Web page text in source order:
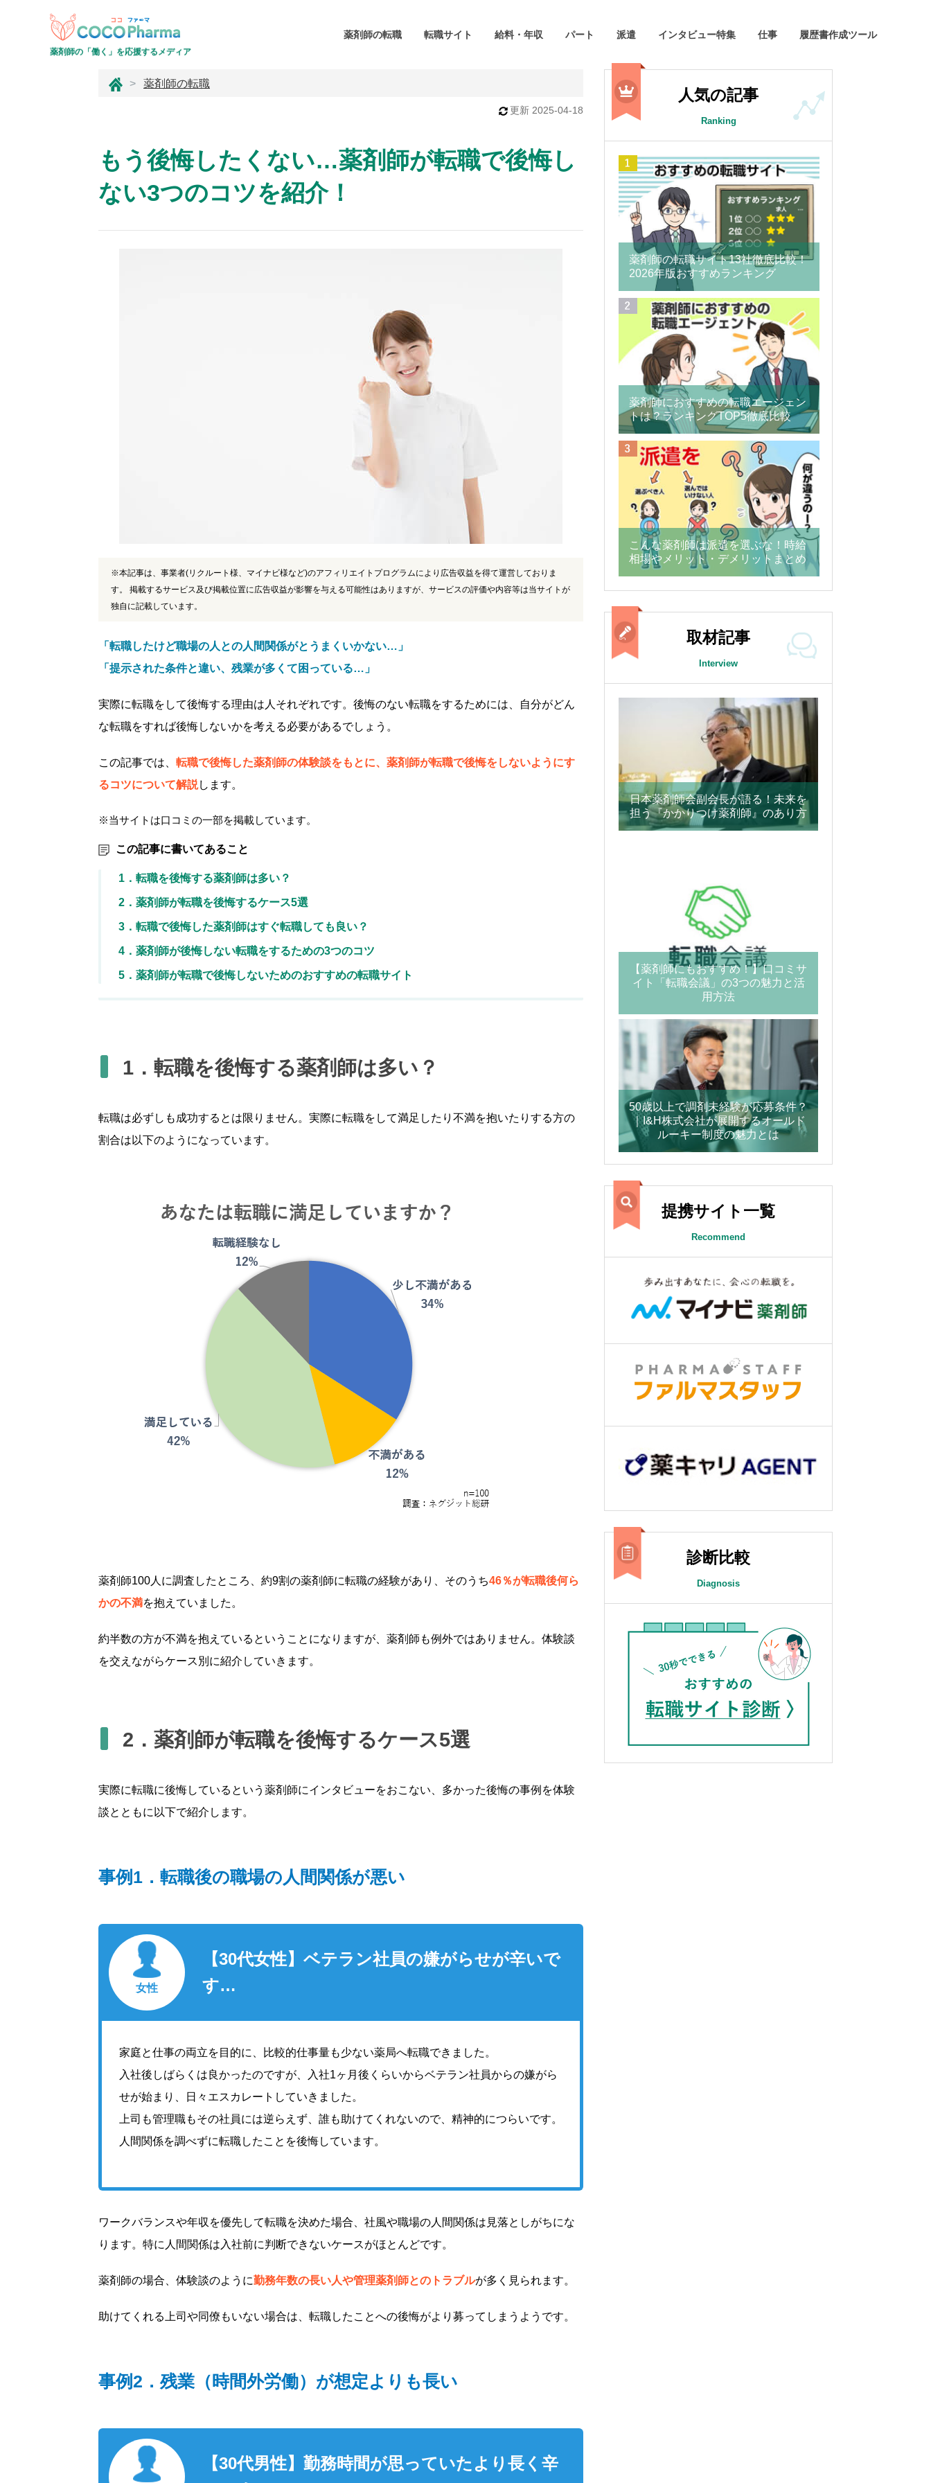
薬剤師の「働く」を応援するメディア
薬剤師の転職 転職サイト 給料・年収 パート 派遣 インタビュー特集 仕事 履歴書作成ツール
コ
ー
マ
薬剤師の転職
更新 2025-04-18
もう後悔したくない…薬剤師が転職で後悔し
ない3つのコツを紹介！
※本記事は、事業者(リクルート様、マイナビ様など)のアフィリエイトプログラムにより広告収益を得て運営しておりま
す。 掲載するサービス及び掲載位置に広告収益が影響を与える可能性はありますが、サービスの評価や内容等は当サイトが
独自に記載しています。
「転職したけど職場の人との人間関係がとうまくいかない…」
「提示された条件と違い、残業が多くて困っている…」
実際に転職をして後悔する理由は人それぞれです。後悔のない転職をするためには、自分がどん
な転職をすれば後悔しないかを考える必要があるでしょう。
この記事では、 転職で後悔した薬剤師の体験談をもとに、薬剤師が転職で後悔をしないようにす
るコツについて解説します。
※当サイトは口コミの一部を掲載しています。
この記事に書いてあること
1．転職を後悔する薬剤師は多い？
2．薬剤師が転職を後悔するケース5選
3．転職で後悔した薬剤師はすぐ転職しても良い？
4．薬剤師が後悔しない転職をするための3つのコツ
5．薬剤師が転職で後悔しないためのおすすめの転職サイト
1．転職を後悔する薬剤師は多い？
転職は必ずしも成功するとは限りません。実際に転職をして満足したり不満を抱いたりする方の
割合は以下のようになっています。
薬剤師100人に調査したところ、約9割の薬剤師に転職の経験があり、そのうち46％が転職後何ら
かの不満を抱えていました。
約半数の方が不満を抱えているということになりますが、薬剤師も例外ではありません。体験談
を交えながらケース別に紹介していきます。
2．薬剤師が転職を後悔するケース5選
実際に転職に後悔しているという薬剤師にインタビューをおこない、多かった後悔の事例を体験
談とともに以下で紹介します。
事例1．転職後の職場の人間関係が悪い
女性
【30代女性】ベテラン社員の嫌がらせが辛いで
す…
家庭と仕事の両立を目的に、比較的仕事量も少ない薬局へ転職できました。
入社後しばらくは良かったのですが、入社1ヶ月後くらいからベテラン社員からの嫌がら
せが始まり、日々エスカレートしていきました。
上司も管理職もその社員には逆らえず、誰も助けてくれないので、精神的につらいです。
人間関係を調べずに転職したことを後悔しています。
ワークバランスや年収を優先して転職を決めた場合、社風や職場の人間関係は見落としがちにな
ります。特に人間関係は入社前に判断できないケースがほとんどです。
薬剤師の場合、体験談のように勤務年数の長い人や管理薬剤師とのトラブルが多く見られます。
助けてくれる上司や同僚もいない場合は、転職したことへの後悔がより募ってしまうようです。
事例2．残業（時間外労働）が想定よりも長い
【30代男性】勤務時間が思っていたより長く辛
人気の記事
Ranking
薬剤師の転職サイト13社徹底比較！
2026年版おすすめランキング
薬剤師におすすめの転職エージェン
トは？ランキングTOP5徹底比較
こんな薬剤師は派遣を選ぶな！時給
相場やメリット・デメリットまとめ
取材記事
Interview
日本薬剤師会副会長が語る！未来を
担う『かかりつけ薬剤師』のあり方
【薬剤師にもおすすめ！】口コミサ
イト「転職会議」の3つの魅力と活
用方法
50歳以上で調剤未経験が応募条件？
｜I&H株式会社が展開するオールド
ルーキー制度の魅力とは
提携サイト一覧
Recommend
診断比較
Diagnosis